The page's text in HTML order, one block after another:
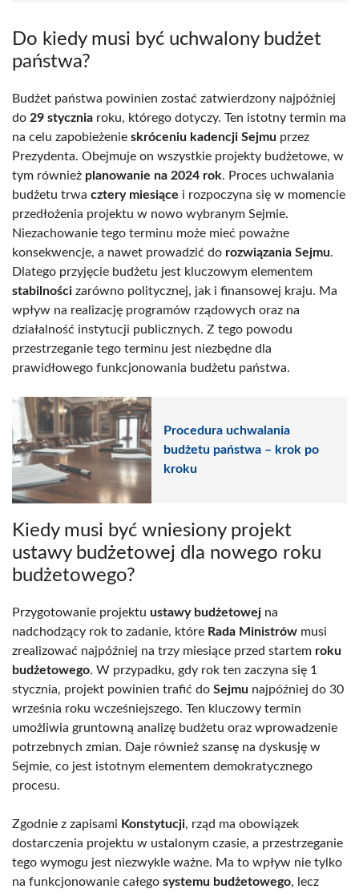
Do kiedy musi być uchwalony budżet
państwa?
Budżet państwa powinien zostać zatwierdzony najpóźniej
do 29 stycznia roku, którego dotyczy. Ten istotny termin ma
na celu zapobieżenie skróceniu kadencji Sejmu przez
Prezydenta. Obejmuje on wszystkie projekty budżetowe, w
tym również planowanie na 2024 rok. Proces uchwalania
budżetu trwa cztery miesiące i rozpoczyna się w momencie
przedłożenia projektu w nowo wybranym Sejmie.
Niezachowanie tego terminu może mieć poważne
konsekwencje, a nawet prowadzić do rozwiązania Sejmu.
Dlatego przyjęcie budżetu jest kluczowym elementem
stabilności zarówno politycznej, jak i finansowej kraju. Ma
wpływ na realizację programów rządowych oraz na
działalność instytucji publicznych. Z tego powodu
przestrzeganie tego terminu jest niezbędne dla
prawidłowego funkcjonowania budżetu państwa.
Procedura uchwalania
budżetu państwa – krok po
kroku
Kiedy musi być wniesiony projekt
ustawy budżetowej dla nowego roku
budżetowego?
Przygotowanie projektu ustawy budżetowej na
nadchodzący rok to zadanie, które Rada Ministrów musi
zrealizować najpóźniej na trzy miesiące przed startem roku
budżetowego. W przypadku, gdy rok ten zaczyna się 1
stycznia, projekt powinien trafić do Sejmu najpóźniej do 30
września roku wcześniejszego. Ten kluczowy termin
umożliwia gruntowną analizę budżetu oraz wprowadzenie
potrzebnych zmian. Daje również szansę na dyskusję w
Sejmie, co jest istotnym elementem demokratycznego
procesu.
Zgodnie z zapisami Konstytucji, rząd ma obowiązek
dostarczenia projektu w ustalonym czasie, a przestrzeganie
tego wymogu jest niezwykle ważne. Ma to wpływ nie tylko
na funkcjonowanie całego systemu budżetowego, lecz